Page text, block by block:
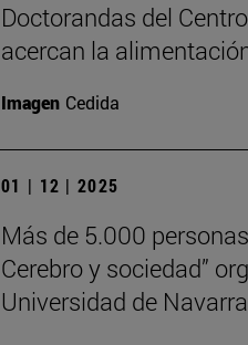
Doctorandas del
acercan la
Imagen Cedida
01 | 12 | 2025
Más de 5.000
Cerebro y sociedad”
Universidad de Navarra